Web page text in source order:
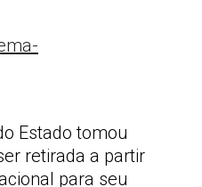
Estado tomou
retirada a partir
para seu